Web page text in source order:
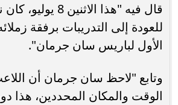
قال فيه "هذا الاثنين
للعودة إلى التدريبات برفقة
الأول لباريس سان جرمان".
وتابع "لاحظ سان جرمان أن
الوقت والمكان المحددين، هذا